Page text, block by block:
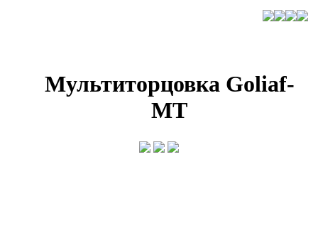
Мультиторцовка Goliaf-
MT